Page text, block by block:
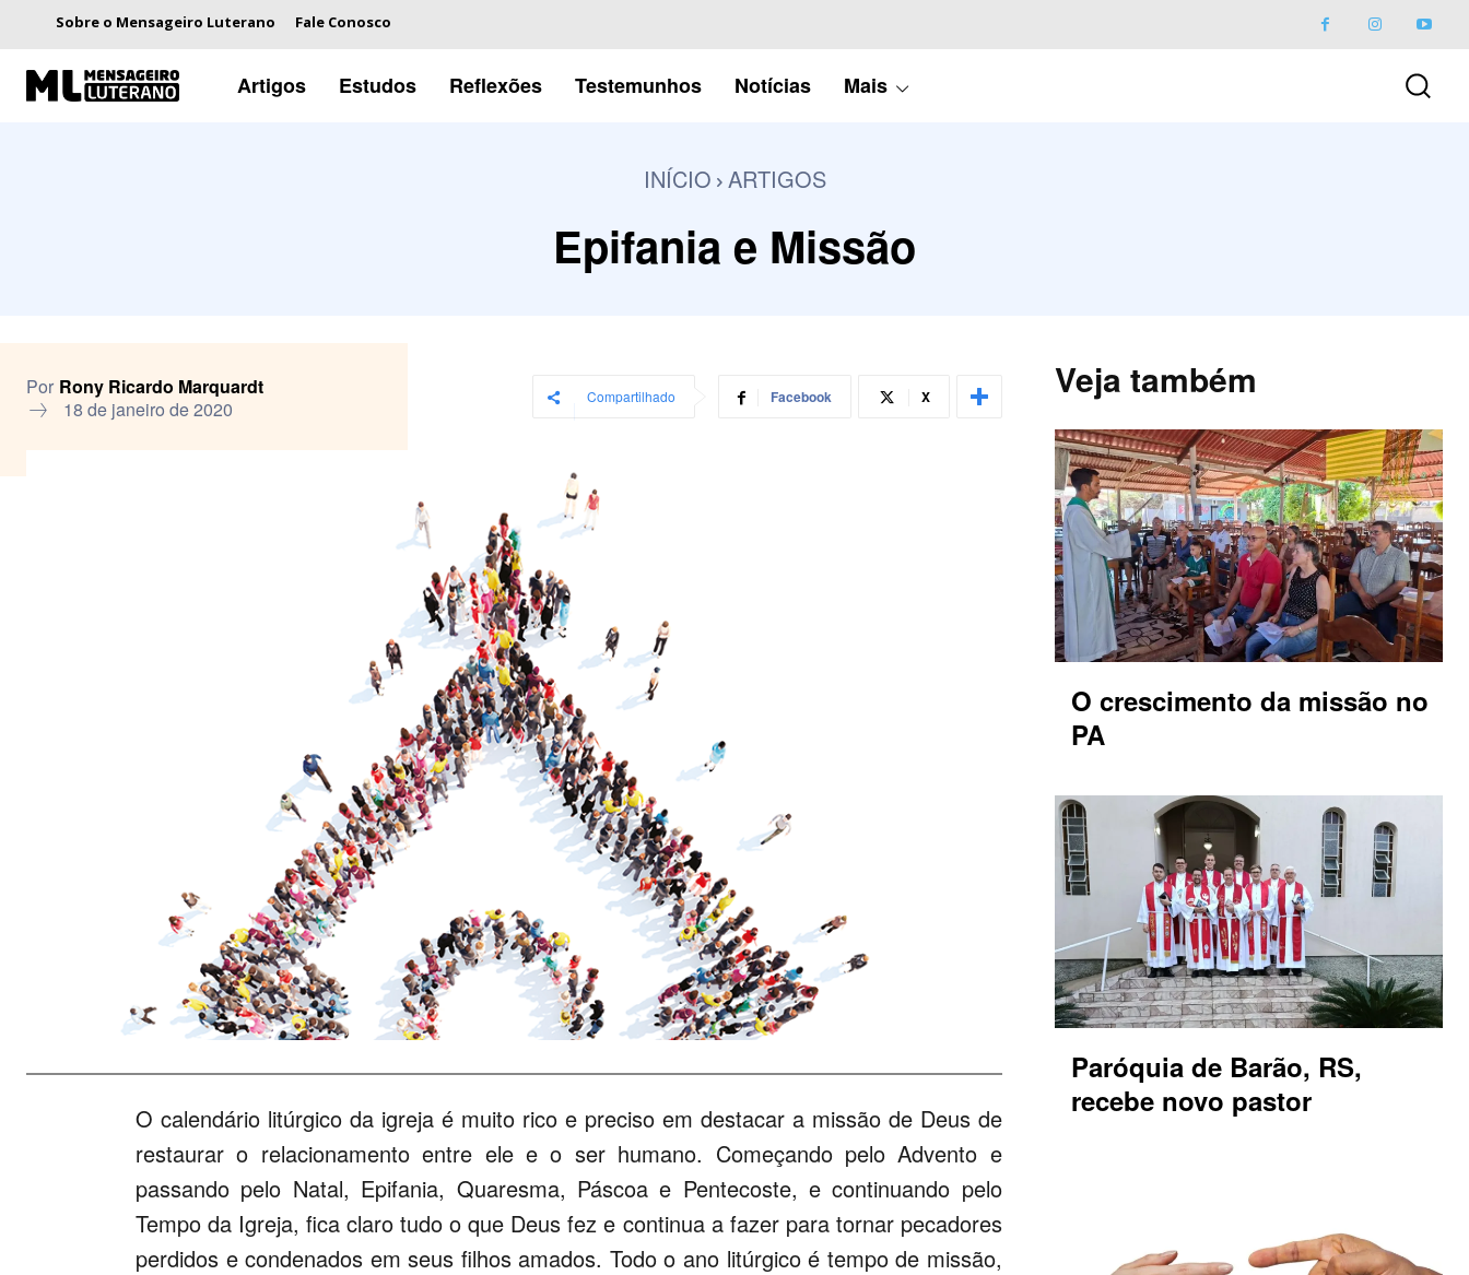
Sobre o Mensageiro Luterano Fale Conosco
Artigos Estudos Reflexões Testemunhos Notícias Mais
INÍCIO ARTIGOS
Epifania e Missão
Por Rony Ricardo Marquardt
18 de janeiro de 2020
Compartilhado Facebook X
O calendário litúrgico da igreja é muito rico e preciso em destacar a missão de Deus de
restaurar o relacionamento entre ele e o ser humano. Começando pelo Advento e
passando pelo Natal, Epifania, Quaresma, Páscoa e Pentecoste, e continuando pelo
Tempo da Igreja, fica claro tudo o que Deus fez e continua a fazer para tornar pecadores
perdidos e condenados em seus filhos amados. Todo o ano litúrgico é tempo de missão,
Veja também
O crescimento da missão no
PA
Paróquia de Barão, RS,
recebe novo pastor